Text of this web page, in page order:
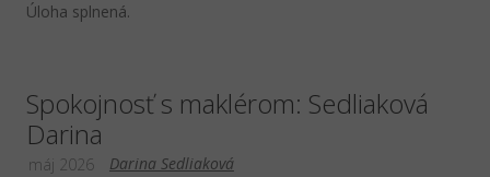
Úloha splnená.
Spokojnosť s maklérom: Sedliaková
Darina
Darina Sedliaková
máj 2026